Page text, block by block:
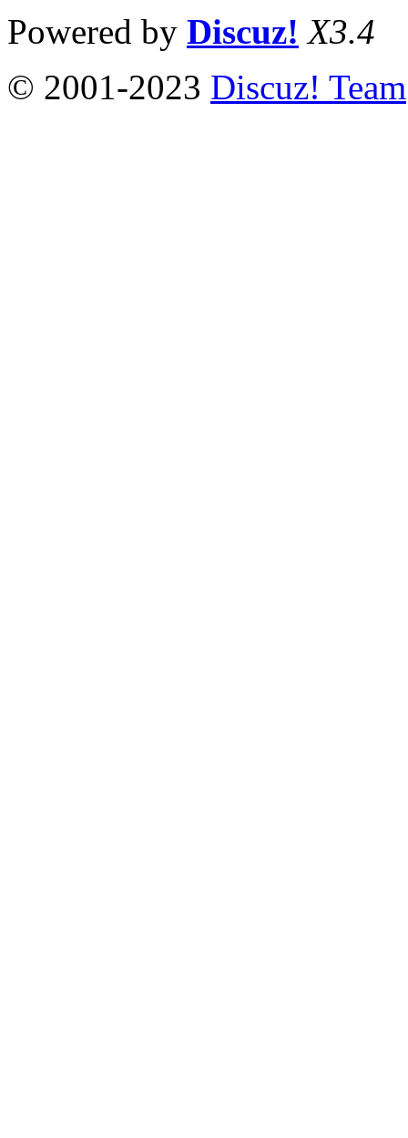
Powered by Discuz! X3.4
© 2001-2023 Discuz! Team